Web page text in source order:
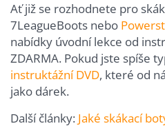
Ať již se rozhodnete pro
7LeagueBoots nebo
nabídky úvodní lekce od
ZDARMA. Pokud jste spíše
instruktážní DVD, které od
jako dárek.
Další články: Jaké skákací